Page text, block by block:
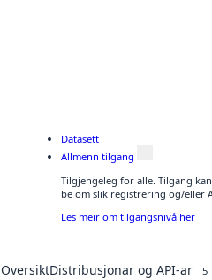
Datasett
Allmenn tilgang
Tilgjengeleg for alle. Tilgang
be om slik registrering og/eller
Les meir om tilgangsnivå her
OversiktDistribusjonar og API-ar 5